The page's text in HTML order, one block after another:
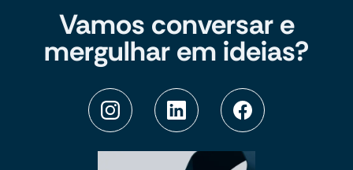
Vamos conversar e
mergulhar em ideias?